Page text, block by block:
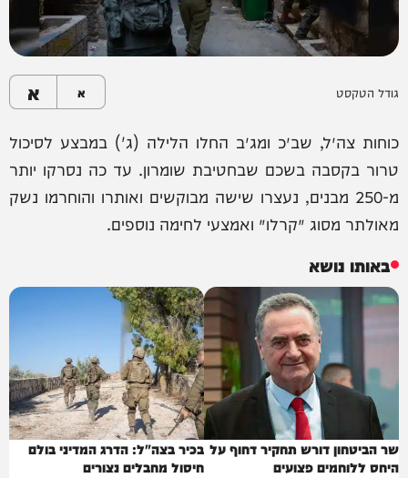
גודל הטקסט א א
כוחות צה״ל, שב״כ ומג״ב החלו הלילה (ג') במבצע לסיכול
טרור בקסבה בשכם שבחטיבת שומרון. עד כה נסרקו יותר
מ-250 מבנים, נעצרו שישה מבוקשים ואותרו והוחרמו נשק
מאולתר מסוג ׳קרלו׳ ואמצעי לחימה נוספים.
באותו נושא
שר הביטחון דורש תחקיר דחוף על
היחס ללוחמים פצועים
בכיר בצה"ל: הדרג המדיני בולם
חיסול מחבלים נצורים